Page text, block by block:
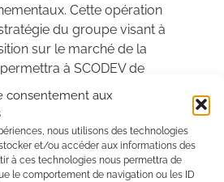
consentement aux
nous utilisons des technologies
et/ou accéder aux informations des
à ces technologies nous permettra de
le comportement de navigation ou les ID
Cette opération
du groupe visant à
sur le marché de la
à SCODEV de
avec un
son offre et de sa gamme
de son maillage
et la mutualisation de
le groupe.